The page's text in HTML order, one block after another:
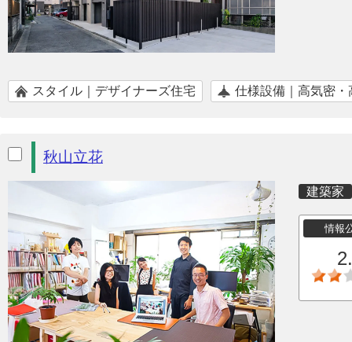
スタイル｜デザイナーズ住宅 仕様設備｜高気密・
秋山立花
建築家
情報